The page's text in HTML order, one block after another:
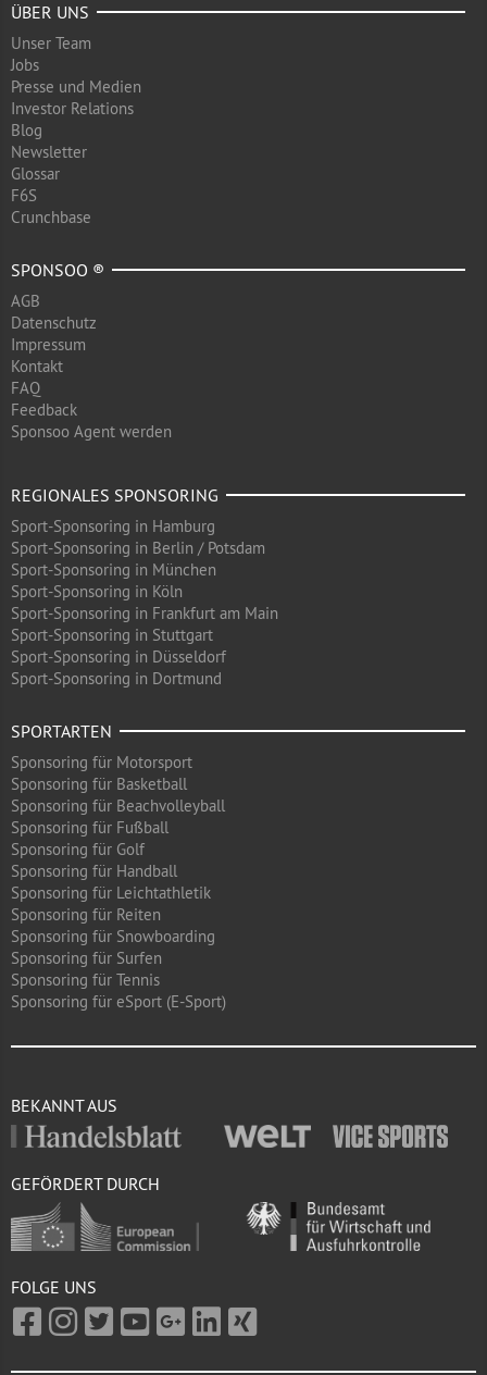
ÜBER UNS
Unser Team
Jobs
Presse und Medien
Investor Relations
Blog
Newsletter
Glossar
F6S
Crunchbase
SPONSOO ®
AGB
Datenschutz
Impressum
Kontakt
FAQ
Feedback
Sponsoo Agent werden
REGIONALES SPONSORING
Sport-Sponsoring in Hamburg
Sport-Sponsoring in Berlin / Potsdam
Sport-Sponsoring in München
Sport-Sponsoring in Köln
Sport-Sponsoring in Frankfurt am Main
Sport-Sponsoring in Stuttgart
Sport-Sponsoring in Düsseldorf
Sport-Sponsoring in Dortmund
SPORTARTEN
Sponsoring für Motorsport
Sponsoring für Basketball
Sponsoring für Beachvolleyball
Sponsoring für Fußball
Sponsoring für Golf
Sponsoring für Handball
Sponsoring für Leichtathletik
Sponsoring für Reiten
Sponsoring für Snowboarding
Sponsoring für Surfen
Sponsoring für Tennis
Sponsoring für eSport (E-Sport)
BEKANNT AUS
GEFÖRDERT DURCH
FOLGE UNS